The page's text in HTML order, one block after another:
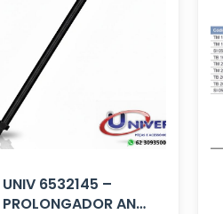
UNIV 6532145 –
PROLONGADOR ANT